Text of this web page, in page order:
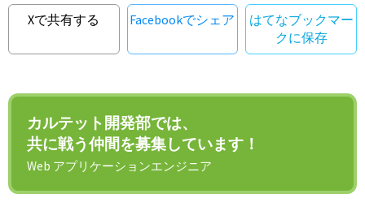
Xで共有する Facebookでシェア
はてなブックマー
クに保存
カルテット開発部では、
共に戦う仲間を募集しています！
Web アプリケーションエンジニア